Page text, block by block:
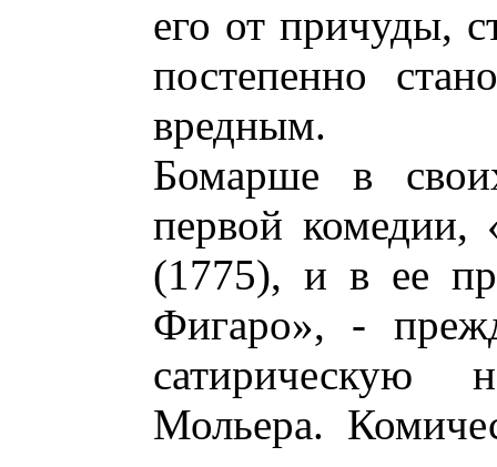
его от причуды,
постепенно
вредным.
Бомарше в
первой комедии,
(1775), и в ее
Фигаро», -
сатирическую
Мольера.